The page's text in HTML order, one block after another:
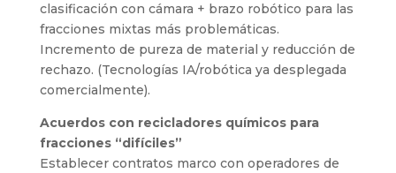
clasificación con cámara + brazo robótico para las
fracciones mixtas más problemáticas.
Incremento de pureza de material y reducción de
rechazo. (Tecnologías IA/robótica ya desplegada
comercialmente).
Acuerdos con recicladores químicos para
fracciones “difíciles”
Establecer contratos marco con operadores de